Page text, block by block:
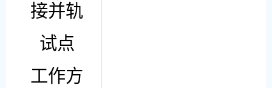
接并轨
试点
工作方